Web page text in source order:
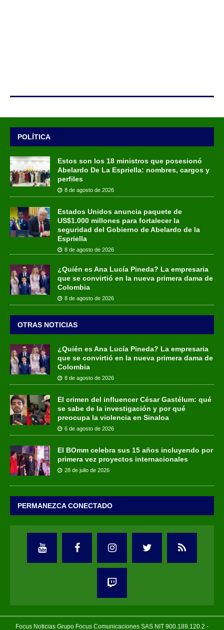
POLÍTICA
Estos son los 18 ministros que posesionó
Abelardo De La Espriella: nombres, cargos y
perfiles
8 de agosto de 2026
Estados Unidos anuncia paquete de
US$1.000 millones para fortalecer la
seguridad del Gobierno de Abelardo de la
Espriella
8 de agosto de 2026
¿Quién es Ana Lucía Pineda? La empresaria
que se convirtió en la nueva primera dama de
Colombia
8 de agosto de 2026
OTRAS NOTICIAS
¿Quién es Ana Lucía Pineda? La empresaria
que se convirtió en la nueva primera dama de
Colombia
8 de agosto de 2026
El crimen del influencer César Gastélum: qué
se sabe de la investigación y por qué
preocupa la violencia en Sinaloa
6 de agosto de 2026
El BOmm celebra sus 15 años incluyendo por
primera vez proyectos internacionales
28 de julio de 2026
PERMANEZCA CONECTADO
Focus Noticias Grupo Focus Comunicaciones SAS NIT 900.189.120.2 -